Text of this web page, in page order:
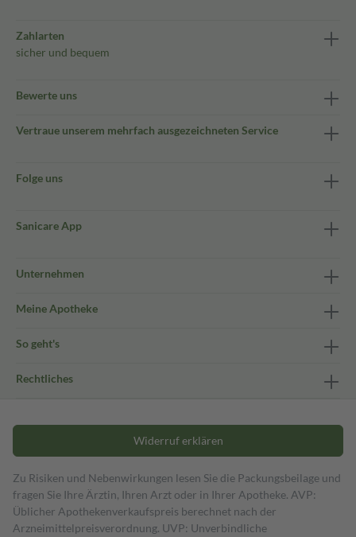
Zahlarten
sicher und bequem
Bewerte uns
Vertraue unserem mehrfach ausgezeichneten Service
Folge uns
Sanicare App
Unternehmen
Meine Apotheke
So geht's
Rechtliches
Widerruf erklären
Zu Risiken und Nebenwirkungen lesen Sie die Packungsbeilage und
fragen Sie Ihre Ärztin, Ihren Arzt oder in Ihrer Apotheke. AVP:
Üblicher Apothekenverkaufspreis berechnet nach der
Arzneimittelpreisverordnung. UVP: Unverbindliche